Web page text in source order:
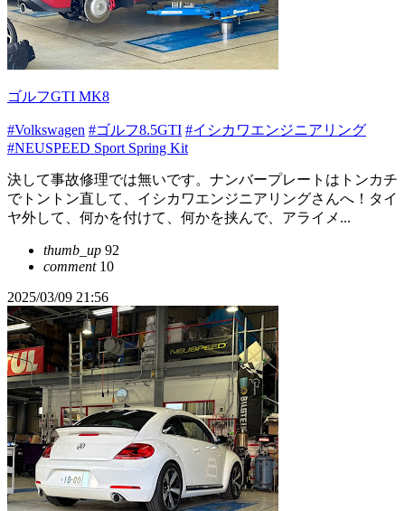
ゴルフGTI MK8
#Volkswagen #ゴルフ8.5GTI #イシカワエンジニアリング
#NEUSPEED Sport Spring Kit
決して事故修理では無いです。ナンバープレートはトンカチ
でトントン直して、イシカワエンジニアリングさんへ！タイ
ヤ外して、何かを付けて、何かを挟んで、アライメ...
thumb_up 92
comment10
2025/03/09 21:56